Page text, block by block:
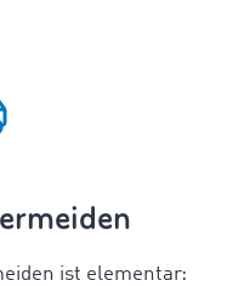
ist elementar: